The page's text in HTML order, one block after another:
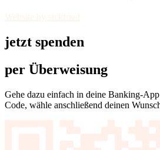
jetzt spenden
per Überweisung
Gehe dazu einfach in deine Banking-
Code, wähle anschließend deinen